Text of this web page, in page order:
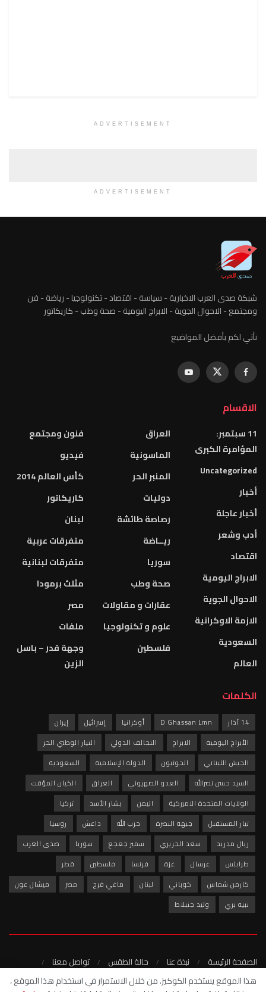
ADVERTISEMENT
ADVERTISEMENT
شبكة صدى العرب الاخبارية - سياسة - اقتصاد - تكنولوجيا - رياضة - فن
ومجتمع - الاحوال الجوية - الابراج اليومية - صحة وطب - كاريكاتور
نأتي لكم بأفضل المواضيع
الاقسام
11 سبتمبر:
المؤامرة الكبرى
Uncategorized
أخبار
أخبار عاجلة
أدب وشعر
اقتصاد
الابراج اليومية
الاحوال الجوية
الازمة الاوكرانية
السعودية
العالم
العراق
الماسونية
المنبر الحر
دوليات
رصاصة طائشة
ريــاضة
سوريا
صحة وطب
عقارات و مقاولات
علوم و تكنولوجيا
فلسطين
فنون ومجتمع
فيديو
كأس العالم 2014
كاريكاتور
لبنان
متفرقات عربية
متفرقات لبنانية
مثلث برمودا
مصر
ملفات
وجهة قدر – باسل
الزين
الكلمات
14 آذار D Ghassan Lmn أوكرانيا إسرائيل
إيران
الأبراج اليومية
الابراج التحالف الدولي
التيار الوطني الحر
الجيش اللبناني
الحوثيون الدولة الإسلامية
السعودية
السيد حسن نصرالله
العدو الصهيوني العراق
الكيان المؤقت
الولايات المتحدة الاميركية
اليمن بشار الأسد
تركيا
تيار المستقبل
جبهة النصرة حزب الله داعش
روسيا
ريال مدريد
سعد الحريري سمير جعجع سوريا
صدى العرب
طرابلس
عرسال غزة فرنسا فلسطين
قطر
كارمن شماس
كوباني لبنان ماغي فرح مصر
ميشال عون
نبيه بري
وليد جنبلاط
الصفحة الرئيسة نبذة عنا حالة الطقس
تواصل معنا
سياسة الخصوصية
هذا الموقع يستخدم الكوكيز. من خلال الاستمرار في استخدام هذا الموقع ،